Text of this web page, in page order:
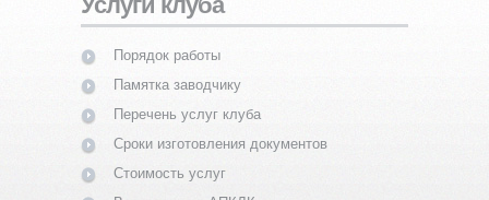
Порядок работы
Памятка заводчику
Перечень услуг клуба
Сроки изготовления документов
Стоимость услуг